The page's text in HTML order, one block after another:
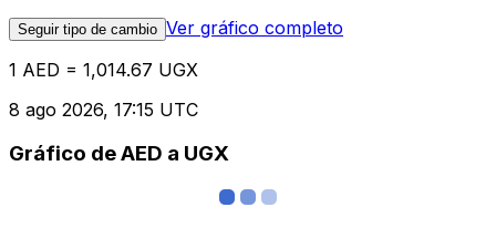
Seguir tipo de cambio Ver gráfico completo
1 AED = 1,014.67 UGX
8 ago 2026, 17:15 UTC
Gráfico de AED a UGX